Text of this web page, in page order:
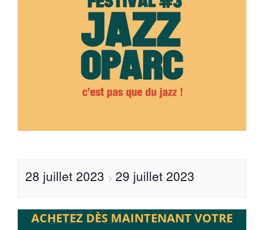
28 juillet 2023 > 29 juillet 2023
ACHETEZ DÈS MAINTENANT VOTRE